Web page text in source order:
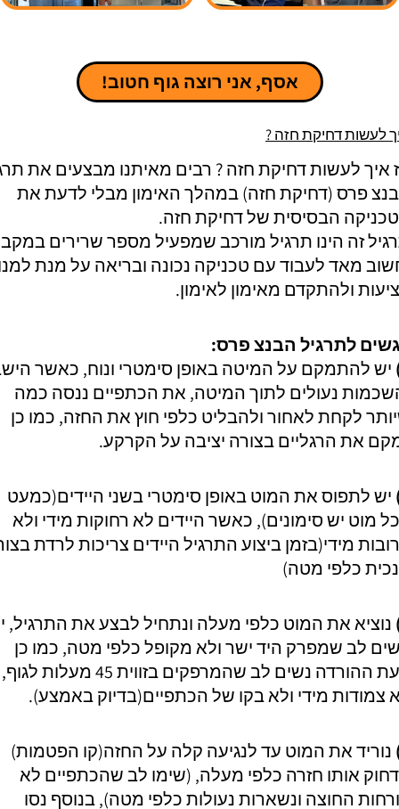
אסף, אני רוצה גוף חטוב!
לעשות דחיקת חזה ?
איך לעשות דחיקת חזה ? רבים מאיתנו מבצעים את
פרס (דחיקת חזה) במהלך האימון מבלי לדעת את
הבסיסית של דחיקת חזה.
זה הינו תרגיל מורכב שמפעיל מספר שרירים
מאד לעבוד עם טכניקה נכונה ובריאה על מנת
ולהתקדם מאימון לאימון.
לתרגיל הבנצ פרס:
יש להתמקם על המיטה באופן סימטרי ונוח, כאשר
נעולים לתוך המיטה, את הכתפיים ננסה כמה
לקחת לאחור ולהבליט כלפי חוץ את החזה, כמו כן
את הרגליים בצורה יציבה על הקרקע.
יש לתפוס את המוט באופן סימטרי בשני היידים(כמעט
מוט יש סימונים), כאשר היידים לא רחוקות מידי ולא
מידי(בזמן ביצוע התרגיל היידים צריכות לרדת
כלפי מטה)
נוציא את המוט כלפי מעלה ונתחיל לבצע את התרגיל,
לב שמפרק היד ישר ולא מקופל כלפי מטה, כמו כן
בעת ההורדה נשים לב שהמרפקים בזווית 45 מעלות לגוף,
צמודות מידי ולא בקו של הכתפיים(בדיוק באמצע).
נוריד את המוט עד לנגיעה קלה על החזה(קו הפטמות)
אותו חזרה כלפי מעלה, (שימו לב שהכתפיים לא
החוצה ונשארות נעולות כלפי מטה), בנוסף נסו